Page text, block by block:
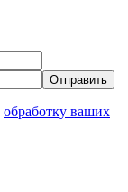
обработку ваших